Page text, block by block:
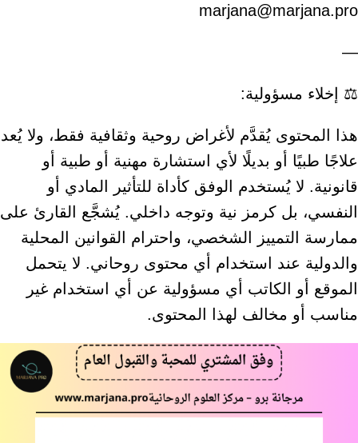
marjana@marjana.pro
—
⚖️ إخلاء مسؤولية:
هذا المحتوى يُقدَّم لأغراض روحية وثقافية فقط، ولا يُعد
علاجًا طبيًا أو بديلًا لأي استشارة مهنية أو طبية أو
قانونية. لا يُستخدم الوفق كأداة للتأثير المادي أو
النفسي، بل كرمز نية وتوجه داخلي. يُشجَّع القارئ على
ممارسة التمييز الشخصي، واحترام القوانين المحلية
والدولية عند استخدام أي محتوى روحاني. لا يتحمل
الموقع أو الكاتب أي مسؤولية عن أي استخدام غير
مناسب أو مخالف لهذا المحتوى.